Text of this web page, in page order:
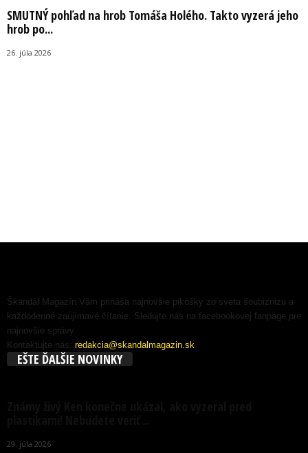
SMUTNÝ pohľad na hrob Tomáša Holého. Takto vyzerá jeho
hrob po...
26. júla 2026
Škandál Magazín Vám prináša najnovšie pikošky zo sveta šoubiznizu a
každodenné zaujímavé čítanie. Sledujte nás na facebookovej fanpage pre
najnovšie správy.
Kontaktujte nás: redakcia@skandalmagazin.sk
EŠTE ĎALŠIE NOVINKY
29. júla 2026